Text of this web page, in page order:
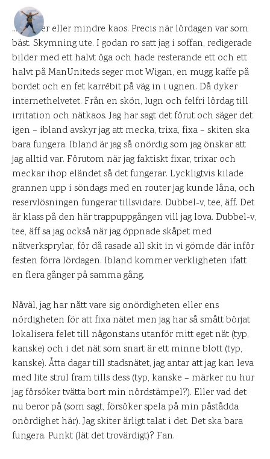
0 KOMMENTARER
…till mer eller mindre kaos. Precis när lördagen var som
bäst. Skymning ute. I godan ro satt jag i soffan, redigerade
bilder med ett halvt öga och hade resterande ett och ett
halvt på ManUniteds seger mot Wigan, en mugg kaffe på
bordet och en fet karrébit på väg in i ugnen. Då dyker
internethelvetet. Från en skön, lugn och felfri lördag till
irritation och nätkaos. Jag har sagt det förut och säger det
igen – ibland avskyr jag att mecka, trixa, fixa – skiten ska
bara fungera. Ibland är jag så onördig som jag önskar att
jag alltid var. Förutom när jag faktiskt fixar, trixar och
meckar ihop eländet så det fungerar. Lyckligtvis kilade
grannen upp i söndags med en router jag kunde låna, och
reservlösningen fungerar tillsvidare. Dubbel-v, tee, äff. Det
är klass på den här trappuppgången vill jag lova. Dubbel-v,
tee, äff sa jag också när jag öppnade skåpet med
nätverksprylar, för då rasade all skit in vi gömde där inför
festen förra lördagen. Ibland kommer verkligheten ifatt
en flera gånger på samma gång.
Nåväl, jag har nått vare sig onördigheten eller ens
nördigheten för att fixa nätet men jag har så smått börjat
lokalisera felet till någonstans utanför mitt eget nät (typ,
kanske) och i det nät som snart är ett minne blott (typ,
kanske). Åtta dagar till stadsnätet, jag antar att jag kan leva
med lite strul fram tills dess (typ, kanske – märker nu hur
jag försöker tvätta bort min nördstämpel?). Eller vad det
nu beror på (som sagt, försöker spela på min påstådda
onördighet här). Jag skiter ärligt talat i det. Det ska bara
fungera. Punkt (lät det trovärdigt)? Fan.